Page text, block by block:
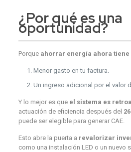
¿Por qué es una
oportunidad?
Porque ahorrar energía ahora
Menor gasto en tu factura.
Un ingreso adicional por el valor
Y lo mejor es que el sistema es
actuación de eficiencia después del
puede ser elegible para generar CAE.
Esto abre la puerta a revalorizar
como una instalación LED o un nuevo